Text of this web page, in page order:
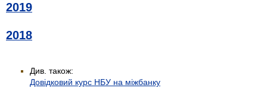
2019
2018
Див. також:
Довідковий курс НБУ на міжбанку